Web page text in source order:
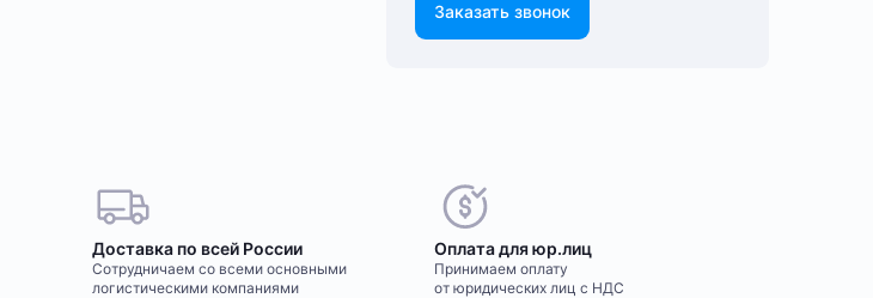
Заказать звонок
Доставка по всей России
Сотрудничаем со всеми основными
логистическими компаниями
Оплата для юр.лиц
Принимаем оплату
от юридических лиц с НДС